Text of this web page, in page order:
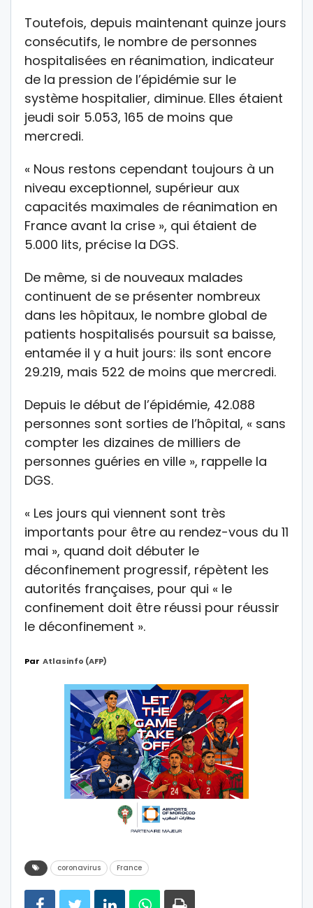
Toutefois, depuis maintenant quinze jours
consécutifs, le nombre de personnes
hospitalisées en réanimation, indicateur
de la pression de l’épidémie sur le
système hospitalier, diminue. Elles étaient
jeudi soir 5.053, 165 de moins que
mercredi.
« Nous restons cependant toujours à un
niveau exceptionnel, supérieur aux
capacités maximales de réanimation en
France avant la crise », qui étaient de
5.000 lits, précise la DGS.
De même, si de nouveaux malades
continuent de se présenter nombreux
dans les hôpitaux, le nombre global de
patients hospitalisés poursuit sa baisse,
entamée il y a huit jours: ils sont encore
29.219, mais 522 de moins que mercredi.
Depuis le début de l’épidémie, 42.088
personnes sont sorties de l’hôpital, « sans
compter les dizaines de milliers de
personnes guéries en ville », rappelle la
DGS.
« Les jours qui viennent sont très
importants pour être au rendez-vous du 11
mai », quand doit débuter le
déconfinement progressif, répètent les
autorités françaises, pour qui « le
confinement doit être réussi pour réussir
le déconfinement ».
Par Atlasinfo (AFP)
coronavirus France